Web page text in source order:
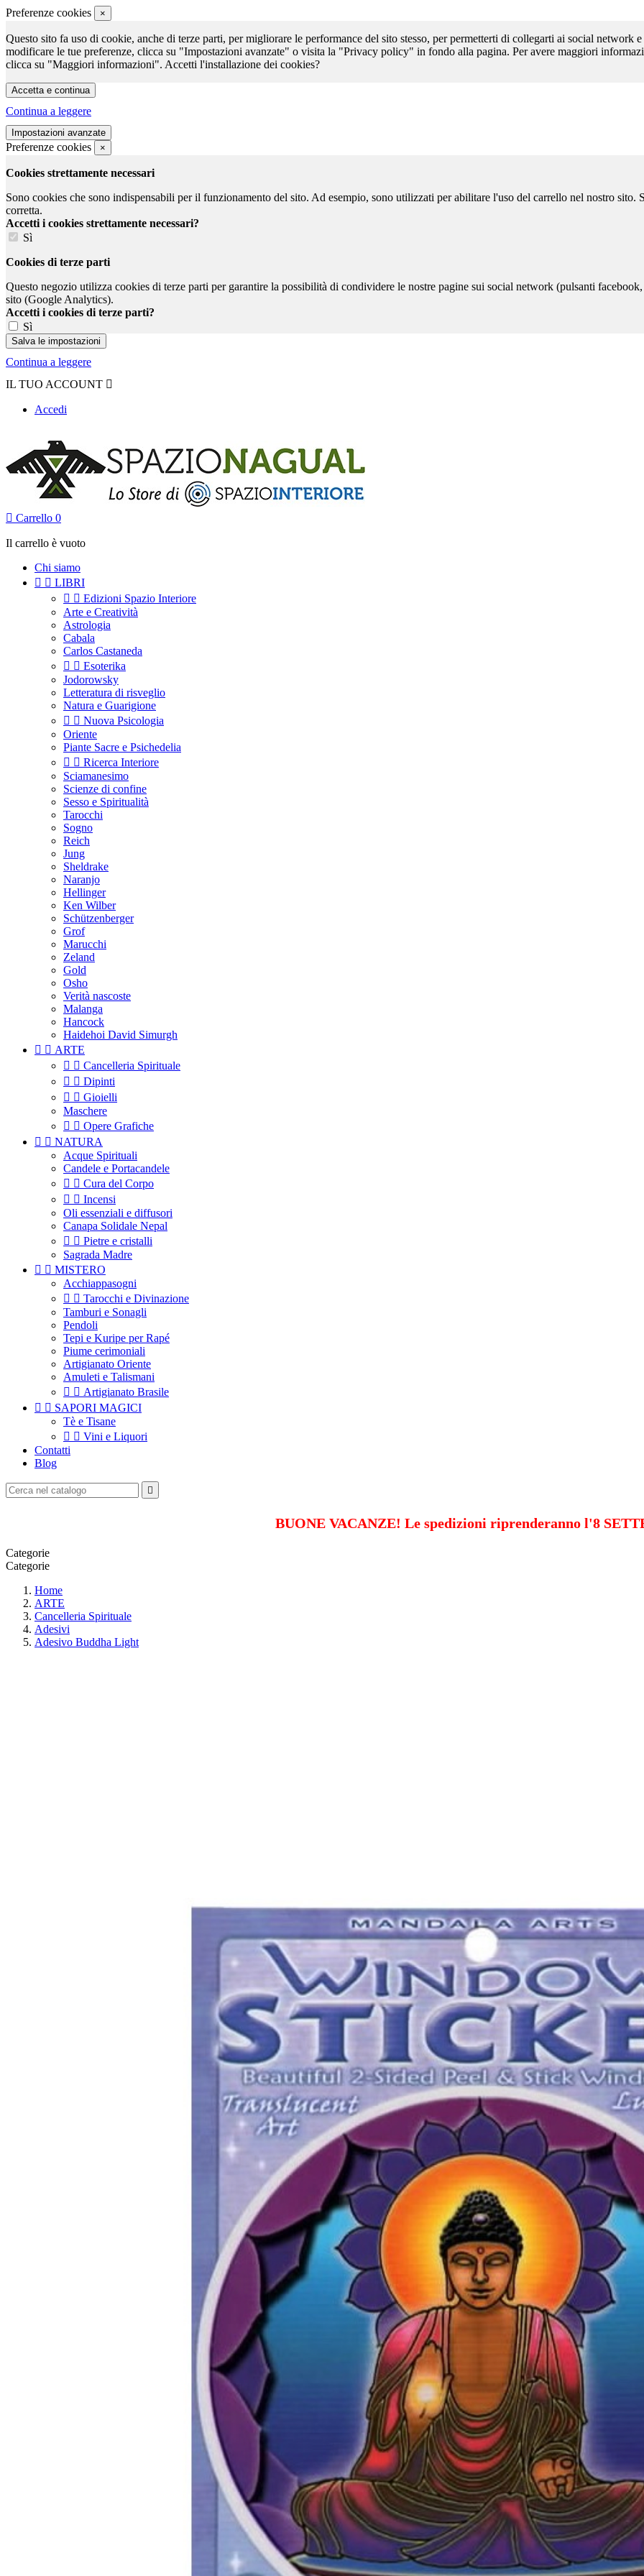
Preferenze cookies ×
Questo sito fa uso di cookie, anche di terze parti, per migliorare le performance del sito stesso, per permetterti di collegarti ai social network
modificare le tue preferenze, clicca su "Impostazioni avanzate" o visita la "Privacy policy" in fondo alla pagina. Per avere maggiori
clicca su "Maggiori informazioni". Accetti l'installazione dei cookies?
Continua a leggere
Preferenze cookies ×
Cookies strettamente necessari
Sono cookies che sono indispensabili per il funzionamento del sito. Ad esempio, sono utilizzati per abilitare l'uso del carrello nel nostro sito.
corretta.
Accetti i cookies strettamente necessari?
Sì
Cookies di terze parti
Questo negozio utilizza cookies di terze parti per garantire la possibilità di condividere le nostre pagine sui social network (pulsanti
sito (Google Analytics).
Accetti i cookies di terze parti?
Sì
Continua a leggere
IL TUO ACCOUNT 
Accedi
 Carrello 0
Il carrello è vuoto
Chi siamo
  LIBRI
  Edizioni Spazio Interiore
Arte e Creatività
Astrologia
Cabala
Carlos Castaneda
  Esoterika
Jodorowsky
Letteratura di risveglio
Natura e Guarigione
  Nuova Psicologia
Oriente
Piante Sacre e Psichedelia
  Ricerca Interiore
Sciamanesimo
Scienze di confine
Sesso e Spiritualità
Tarocchi
Sogno
Reich
Jung
Sheldrake
Naranjo
Hellinger
Ken Wilber
Schützenberger
Grof
Marucchi
Zeland
Gold
Osho
Verità nascoste
Malanga
Hancock
Haidehoi David Simurgh
  ARTE
  Cancelleria Spirituale
  Dipinti
  Gioielli
Maschere
  Opere Grafiche
  NATURA
Acque Spirituali
Candele e Portacandele
  Cura del Corpo
  Incensi
Oli essenziali e diffusori
Canapa Solidale Nepal
  Pietre e cristalli
Sagrada Madre
  MISTERO
Acchiappasogni
  Tarocchi e Divinazione
Tamburi e Sonagli
Pendoli
Tepi e Kuripe per Rapé
Piume cerimoniali
Artigianato Oriente
Amuleti e Talismani
  Artigianato Brasile
  SAPORI MAGICI
Tè e Tisane
  Vini e Liquori
Contatti
Blog

BUONE VACANZE! Le spedizioni riprenderanno l'8
Categorie
Categorie
Home
ARTE
Cancelleria Spirituale
Adesivi
Adesivo Buddha Light